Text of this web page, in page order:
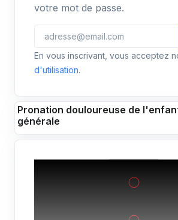
votre mot de passe.
En vous inscrivant, vous acceptez
d'utilisation.
Pronation douloureuse de
générale